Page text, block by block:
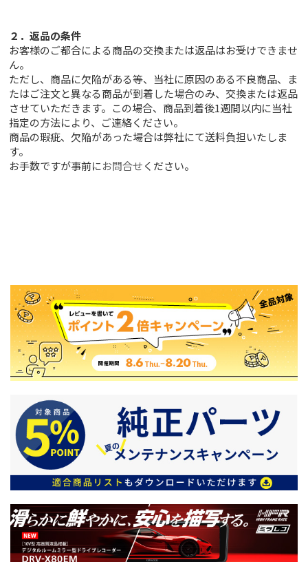
２．返品の条件
お客様のご都合による商品の交換または返品はお受けできませ
ん。
ただし、 商品に欠陥がある等、当社に原因のある不良商品、ま
たはご注文と異なる商品が到着した場合のみ、交換または返品
させていただきます。この場合、商品到着後1週間以内に当社
指定の方法により、ご連絡ください。
商品の瑕疵、欠陥があった場合は弊社にて送料負担いたしま
す。
お手数ですが事前にお問合せください。